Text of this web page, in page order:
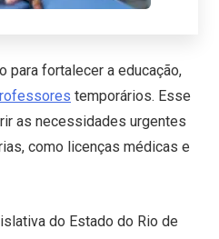
para fortalecer a educação,
temporários. Esse
as necessidades urgentes
como licenças médicas e
do Estado do Rio de